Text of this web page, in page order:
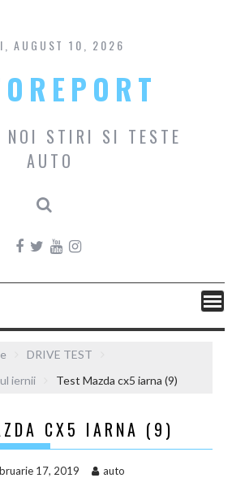
content
AUGUST 10, 2026
NOI STIRI SI TESTE
AUTO
DRIVE TEST
iernii
Test Mazda cx5 iarna (9)
CX5 IARNA (9)
17, 2019 auto